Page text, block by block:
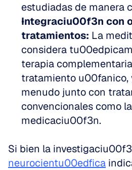
estudiadas de manera
Integraciu00f3n con
tratamientos: La
considera
terapia
tratamiento u00fanico,
menudo junto con
convencionales como
medicaciu00f3n.
neurocientu00edfica